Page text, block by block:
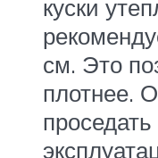
куски
см. Это
плотнее.